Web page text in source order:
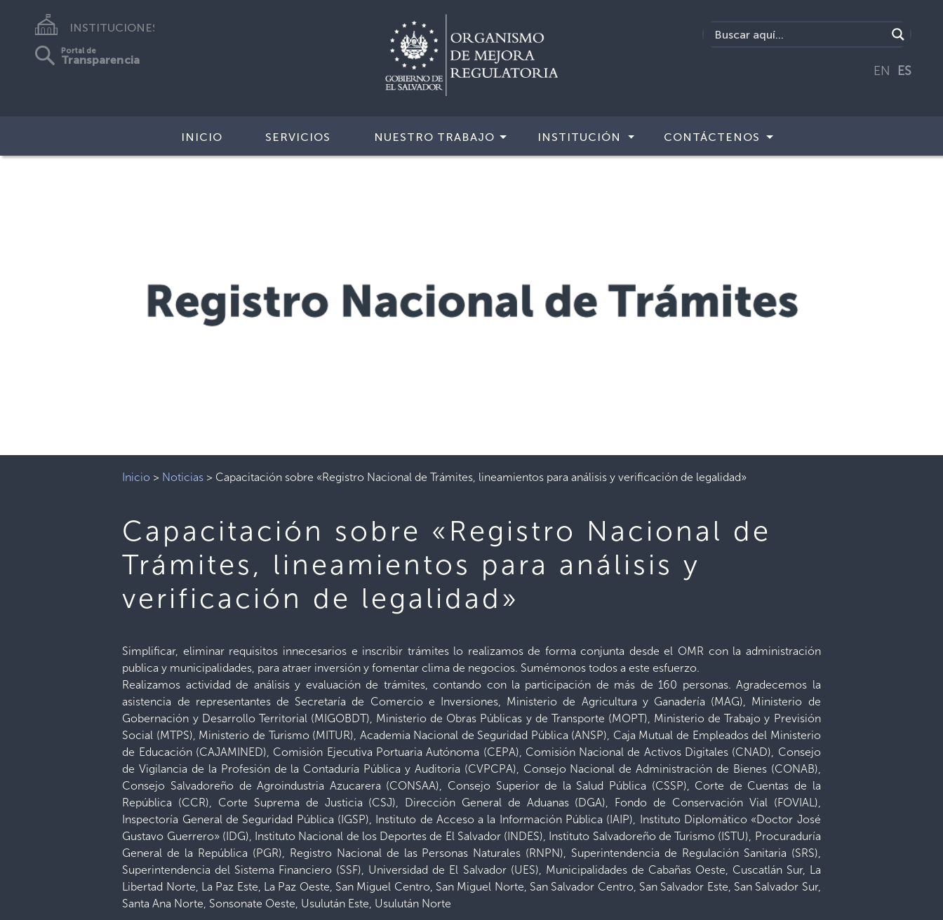
INSTITUCIONES
Portal de
Transparencia
EN ES
INICIO SERVICIOS NUESTRO TRABAJO INSTITUCIÓN CONTÁCTENOS
Inicio > Noticias > Capacitación sobre «Registro Nacional de Trámites, lineamientos para análisis y verificación de legalidad»
Capacitación sobre «Registro Nacional de
Trámites, lineamientos para análisis y
verificación de legalidad»
Simplificar, eliminar requisitos innecesarios e inscribir trámites lo realizamos de forma conjunta desde el OMR con la administración
publica y municipalidades, para atraer inversión y fomentar clima de negocios. Sumémonos todos a este esfuerzo.
Realizamos actividad de análisis y evaluación de trámites, contando con la participación de más de 160 personas. Agradecemos la
asistencia de representantes de Secretaría de Comercio e Inversiones, Ministerio de Agricultura y Ganadería (MAG), Ministerio de
Gobernación y Desarrollo Territorial (MIGOBDT), Ministerio de Obras Públicas y de Transporte (MOPT), Ministerio de Trabajo y Previsión
Social (MTPS), Ministerio de Turismo (MITUR), Academia Nacional de Seguridad Pública (ANSP), Caja Mutual de Empleados del Ministerio
de Educación (CAJAMINED), Comisión Ejecutiva Portuaria Autónoma (CEPA), Comisión Nacional de Activos Digitales (CNAD), Consejo
de Vigilancia de la Profesión de la Contaduría Pública y Auditoria (CVPCPA), Consejo Nacional de Administración de Bienes (CONAB),
Consejo Salvadoreño de Agroindustria Azucarera (CONSAA), Consejo Superior de la Salud Pública (CSSP), Corte de Cuentas de la
República (CCR), Corte Suprema de Justicia (CSJ), Dirección General de Aduanas (DGA), Fondo de Conservación Vial (FOVIAL),
Inspectoría General de Seguridad Pública (IGSP), Instituto de Acceso a la Información Pública (IAIP), Instituto Diplomático «Doctor José
Gustavo Guerrero» (IDG), Instituto Nacional de los Deportes de El Salvador (INDES), Instituto Salvadoreño de Turismo (ISTU), Procuraduría
General de la República (PGR), Registro Nacional de las Personas Naturales (RNPN), Superintendencia de Regulación Sanitaria (SRS),
Superintendencia del Sistema Financiero (SSF), Universidad de El Salvador (UES), Municipalidades de Cabañas Oeste, Cuscatlán Sur, La
Libertad Norte, La Paz Este, La Paz Oeste, San Miguel Centro, San Miguel Norte, San Salvador Centro, San Salvador Este, San Salvador Sur,
Santa Ana Norte, Sonsonate Oeste, Usulután Este, Usulután Norte